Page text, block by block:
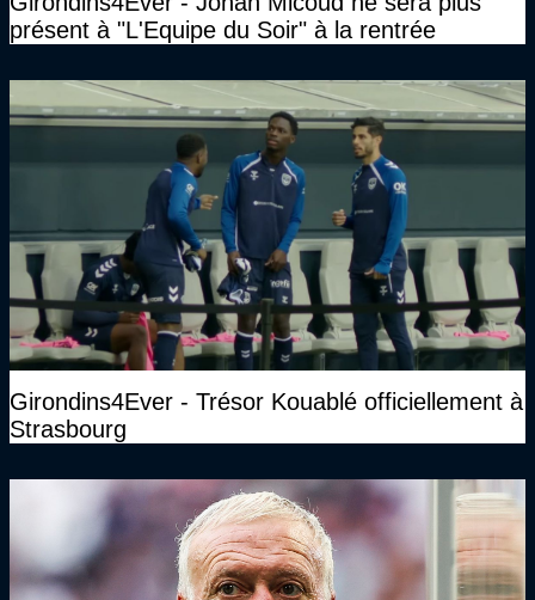
présent à "L'Equipe du Soir" à la rentrée
Girondins4Ever - Trésor Kouablé officiellement à
Strasbourg